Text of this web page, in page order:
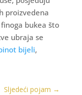
proizvedena
bukea što
ubraja se
bijeli,
Sljedeći pojam →